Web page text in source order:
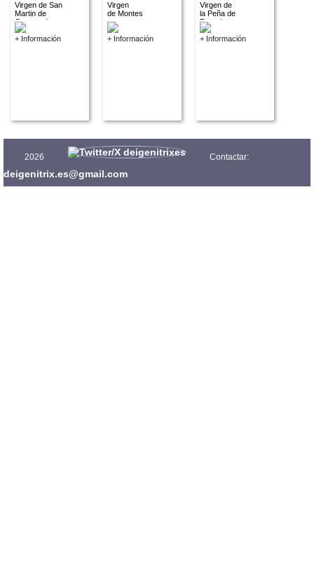
Virgen de San
Martin de
Castaneda
+ Información
Virgen
de Montes
negros
+ Información
Virgen de
la Peña de
Francia
+ Información
2026 Contactar:
deigenitrix.es@gmail.com